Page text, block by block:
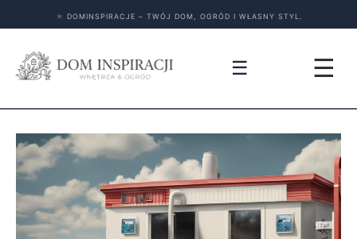
★ DOMINSPIRACJE – TWÓJ DOM, OGRÓD I WŁASNY STYL.
☰ ☰